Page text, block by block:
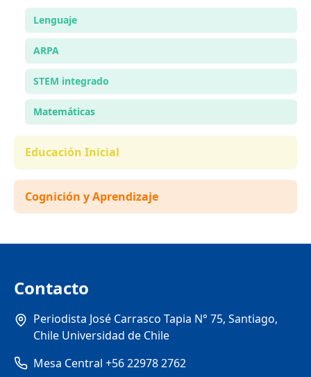
Lenguaje
ARPA
STEM integrado
Matemáticas
Educación Inicial
Cognición y Aprendizaje
Contacto
Periodista José Carrasco Tapia N° 75, Santiago,
Chile Universidad de Chile
Mesa Central +56 22978 2762